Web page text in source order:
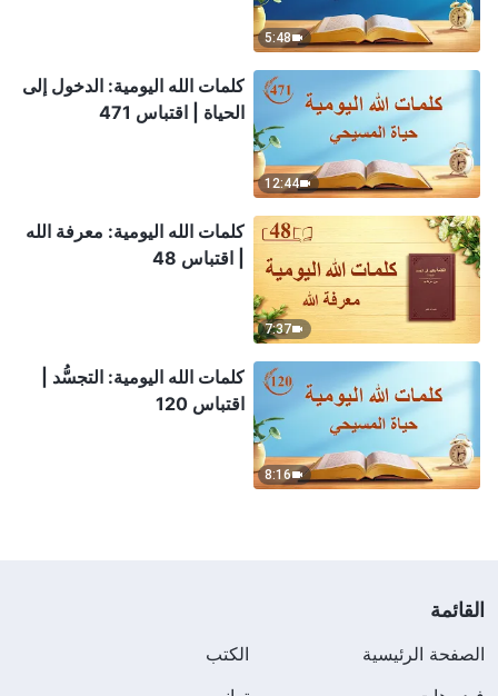
5:48
12:44
كلمات الله اليومية: الدخول إلى
الحياة | اقتباس 471
7:37
كلمات الله اليومية: معرفة الله
| اقتباس 48
8:16
كلمات الله اليومية: التجسُّد |
اقتباس 120
القائمة
الصفحة الرئيسية
الكتب